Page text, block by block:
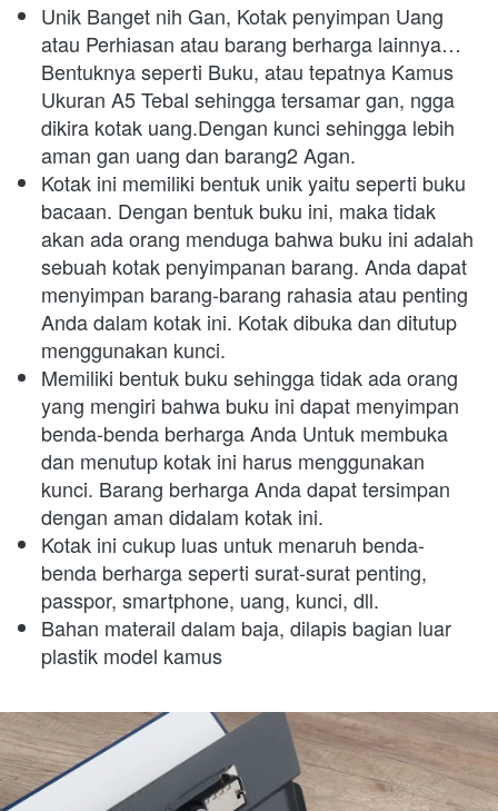
Unik Banget nih Gan, Kotak penyimpan Uang
atau Perhiasan atau barang berharga lainnya…
Bentuknya seperti Buku, atau tepatnya Kamus
Ukuran A5 Tebal sehingga tersamar gan, ngga
dikira kotak uang.Dengan kunci sehingga lebih
aman gan uang dan barang2 Agan.
Kotak ini memiliki bentuk unik yaitu seperti buku
bacaan. Dengan bentuk buku ini, maka tidak
akan ada orang menduga bahwa buku ini adalah
sebuah kotak penyimpanan barang. Anda dapat
menyimpan barang-barang rahasia atau penting
Anda dalam kotak ini. Kotak dibuka dan ditutup
menggunakan kunci.
Memiliki bentuk buku sehingga tidak ada orang
yang mengiri bahwa buku ini dapat menyimpan
benda-benda berharga Anda Untuk membuka
dan menutup kotak ini harus menggunakan
kunci. Barang berharga Anda dapat tersimpan
dengan aman didalam kotak ini.
Kotak ini cukup luas untuk menaruh benda-
benda berharga seperti surat-surat penting,
passpor, smartphone, uang, kunci, dll.
Bahan materail dalam baja, dilapis bagian luar
plastik model kamus